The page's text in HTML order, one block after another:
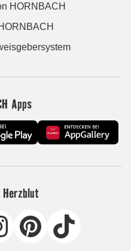
HORNBACH
Apps